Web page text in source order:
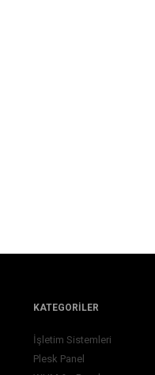
KATEGORILER
İşletim Sistemleri
Plesk Panel